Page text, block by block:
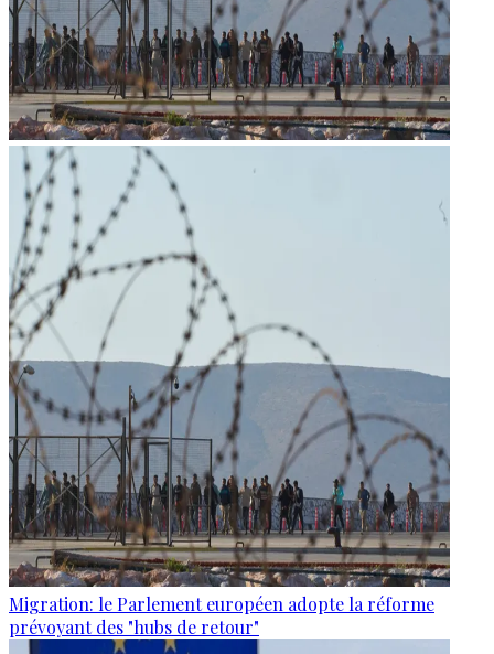
Migration: le Parlement européen adopte la réforme
prévoyant des "hubs de retour"